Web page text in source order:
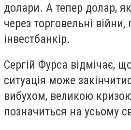
долари. А тепер долар,
через торговельні
інвестбанкір.
Сергій Фурса відмічає,
ситуація може
вибухом, великою
позначиться на усьому